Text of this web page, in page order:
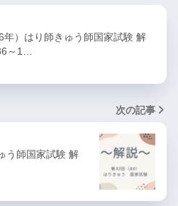
年）はり師きゅう師国家試験 解
～1…
次の記事
う師国家試験 解